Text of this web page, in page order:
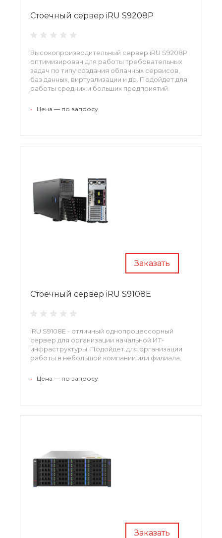
Стоечный сервер iRU S9208P
Высокопроизводительный сервер iRU S9208P
оптимизирован для работы требовательных
задач по типу создания облачных сервисов,
баз данных, виртуализации и др. Подойдет для
работы средних и больших предприятий.
• Цена — по запросу
Заказать
Стоечный сервер iRU S9108E
iRU S9108E - отличный однопроцессорный
сервер для организации начальной ИТ-
инфраструктуры. Подойдет для организации
работы в небольшой компании или филиала.
• Цена — по запросу
Заказать